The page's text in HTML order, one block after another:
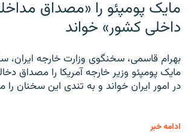
مایک پومپئو را «مصداق
داخلی کشور» خواند
بهرام قاسمی، سخنگوی وزارت خارجه ایران،
مایک پومپئو وزیر خارجه آمریکا را مصداق
در امور ایران خواند و به تندی این سخنان
ادامه خبر